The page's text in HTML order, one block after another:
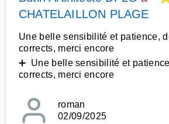
CHATELAILLON PLAGE
Une belle sensibilité et patience,
corrects, merci encore
➕ Une belle sensibilité et
corrects, merci encore
roman
02/09/2025